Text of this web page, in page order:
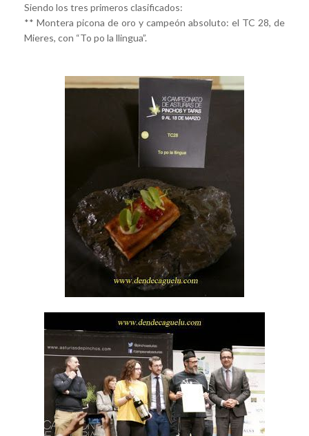
Siendo los tres primeros clasificados:
** Montera picona de oro y campeón absoluto: el TC 28, de
Mieres, con “To po la llingua”.